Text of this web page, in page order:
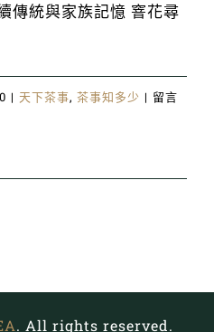
傳統與家族記憶 窨花尋
| 天下茶事, 茶事知多少 | 在
留言
. All rights reserved.